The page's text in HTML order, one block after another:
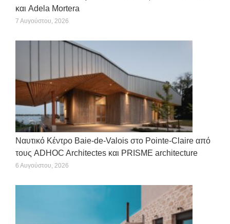
και Adela Mortera
7 Αυγούστου, 2026
Ναυτικό Κέντρο Baie-de-Valois στο Pointe-Claire από
τους ADHOC Architectes και PRISME architecture
6 Αυγούστου, 2026